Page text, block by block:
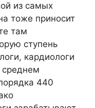
из самых
тоже приносит
там
ступень
кардиологи
среднем
440